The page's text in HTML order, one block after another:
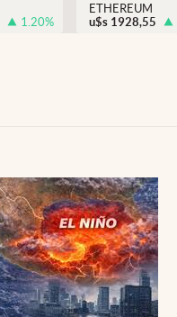
1.20%
ETHEREUM
u$s 1928,55